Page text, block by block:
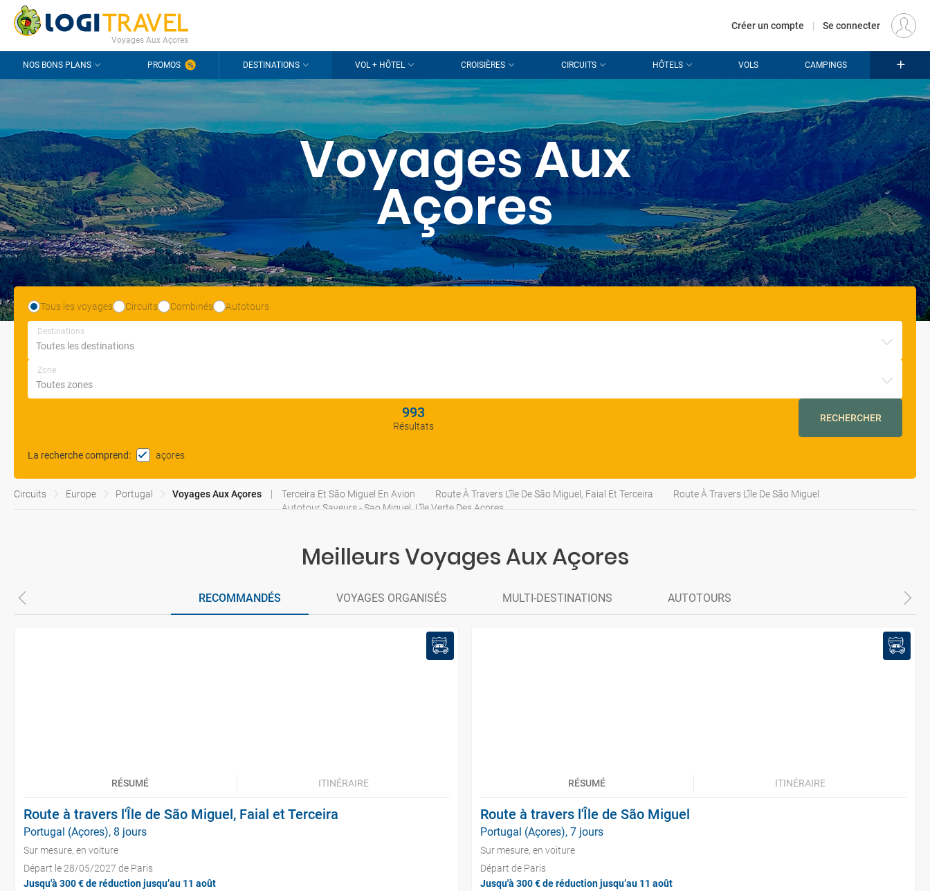
CONTACT QUESTIONS FRÉQUENTES EUR
Voyages Aux Açores
Créer un compte | Se connecter
NOS BONS PLANS PROMOS DESTINATIONS VOL + HÔTEL CROISIÈRES CIRCUITS HÔTELS VOLS CAMPINGS
Voyages Aux
Açores
Tous les voyages Circuits Combinés Autotours
Destinations
Zone
993
Résultats
RECHERCHER
La recherche comprend: açores
Circuits Europe Portugal Voyages Aux Açores Terceira Et São Miguel En Avion Route À Travers L'île De São Miguel, Faial Et Terceira
Route À Travers L'île De São Miguel
Autotour Saveurs - Sao Miguel, L'île Verte Des Açores
Meilleurs Voyages Aux Açores
RECOMMANDÉS VOYAGES ORGANISÉS MULTI-DESTINATIONS AUTOTOURS
RÉSUMÉ ITINÉRAIRE
Route à travers l'Île de São Miguel, Faial et Terceira
Portugal (Açores), 8 jours
Sur mesure, en voiture
Départ le 28/05/2027 de Paris
Jusqu'à 300 € de réduction jusqu’au 11 août
RÉSUMÉ ITINÉRAIRE
Route à travers l'Île de São Miguel
Portugal (Açores), 7 jours
Sur mesure, en voiture
Départ de Paris
Jusqu'à 300 € de réduction jusqu’au 11 août